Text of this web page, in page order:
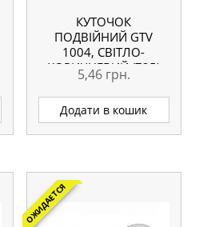
КУТОЧОК
ПОДВІЙНИЙ GTV
1004, СВІТЛО-
КОРИЧНЕВИЙ (725)
5,46 грн.
Додати в кошик
ОЖИДАЕТСЯ